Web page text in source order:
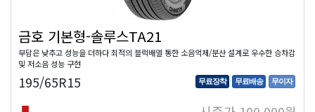
금호 기본형-솔루스TA21
부담은 낮추고 성능을 더하다 최적의 블럭배열 통한 소음억제/분산 설계로 우수한 승차감
및 저소음 성능 구현
195/65R15 무료장착 무료배송 무이자